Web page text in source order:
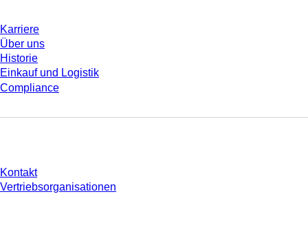
Karriere
Über uns
Historie
Einkauf und Logistik
Compliance
Kontakt
Vertriebsorganisationen